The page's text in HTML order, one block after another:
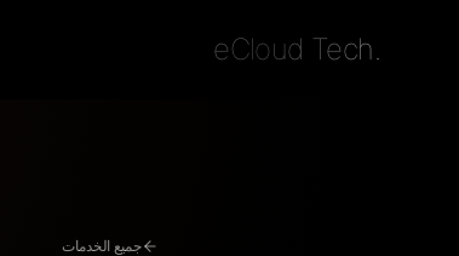
eCloud Tech.
جميع الخدمات